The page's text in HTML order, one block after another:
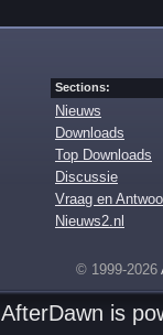
Sections:
Nieuws
Downloads
Top Downloads
Discussie
Vraag en
Nieuws2.nl
© 1999-2026
AfterDawn is